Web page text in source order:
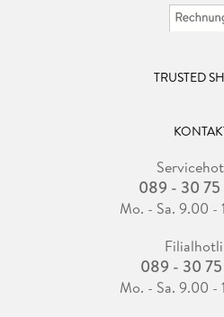
TRUSTED
089 - 30
Mo. - Sa. 9.00 -
089 - 30
Mo. - Sa. 9.00 -